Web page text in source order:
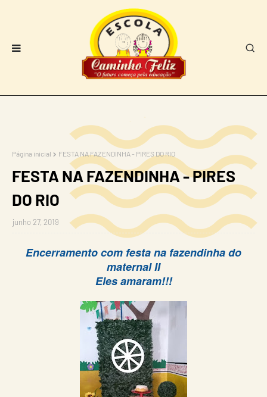
Página inicial FESTA NA FAZENDINHA - PIRES DO RIO
FESTA NA FAZENDINHA - PIRES
DO RIO
junho 27, 2019
Encerramento com festa na fazendinha do
maternal II
Eles amaram!!!